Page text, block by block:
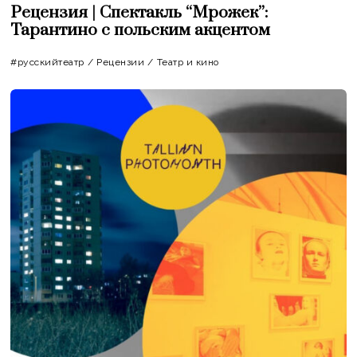
Рецензия | Спектакль “Мрожек”:
Тарантино с польским акцентом
#русскийтеатр / Рецензии / Театр и кино